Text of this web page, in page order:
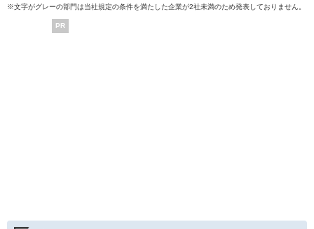
※文字がグレーの部門は当社規定の条件を満たした企業が2社未満のため発表しておりません。
PR